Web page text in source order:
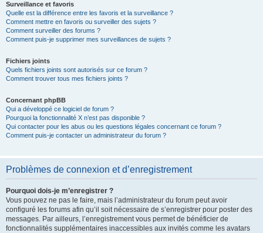
Surveillance et favoris
Quelle est la différence entre les favoris et la surveillance ?
Comment mettre en favoris ou surveiller des sujets ?
Comment surveiller des forums ?
Comment puis-je supprimer mes surveillances de sujets ?
Fichiers joints
Quels fichiers joints sont autorisés sur ce forum ?
Comment trouver tous mes fichiers joints ?
Concernant phpBB
Qui a développé ce logiciel de forum ?
Pourquoi la fonctionnalité X n’est pas disponible ?
Qui contacter pour les abus ou les questions légales concernant ce forum ?
Comment puis-je contacter un administrateur du forum ?
Problèmes de connexion et d’enregistrement
Pourquoi dois-je m’enregistrer ?
Vous pouvez ne pas le faire, mais l’administrateur du forum peut avoir
configuré les forums afin qu’il soit nécessaire de s’enregistrer pour poster des
messages. Par ailleurs, l’enregistrement vous permet de bénéficier de
fonctionnalités supplémentaires inaccessibles aux invités comme les avatars